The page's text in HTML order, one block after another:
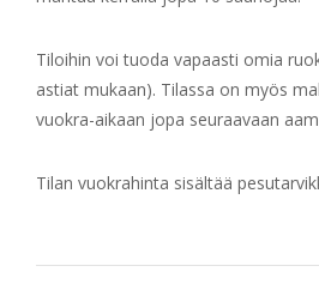
Tiloihin voi tuoda vapaasti omia
astiat mukaan). Tilassa on myös
vuokra-aikaan jopa seuraavaan
Tilan vuokrahinta sisältää